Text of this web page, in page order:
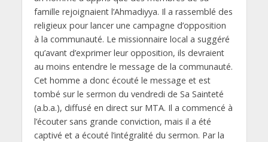
famille rejoignaient l’Ahmadiyya. Il a rassemblé des
religieux pour lancer une campagne d’opposition
à la communauté. Le missionnaire local a suggéré
qu’avant d’exprimer leur opposition, ils devraient
au moins entendre le message de la communauté.
Cet homme a donc écouté le message et est
tombé sur le sermon du vendredi de Sa Sainteté
(a.b.a.), diffusé en direct sur MTA. Il a commencé à
l’écouter sans grande conviction, mais il a été
captivé et a écouté l’intégralité du sermon. Par la